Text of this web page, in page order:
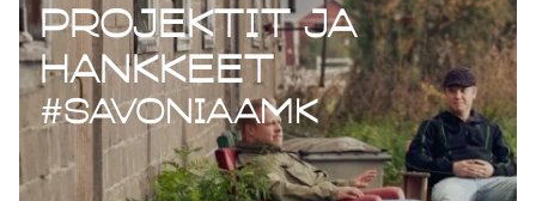
projektit ja
hankkeet
#savoniaAMK